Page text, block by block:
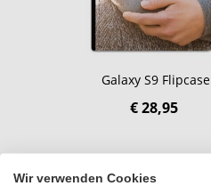
Galaxy S9 Flipcase
€ 28,95
Wir verwenden Cookies